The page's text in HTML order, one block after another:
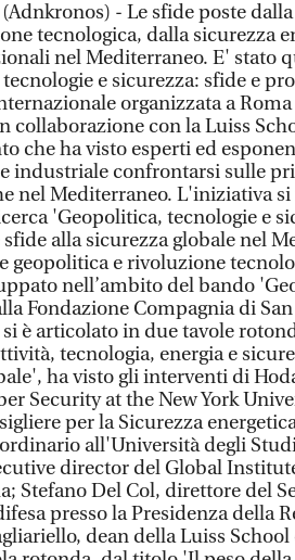
- Le sfide poste
tecnologica, dalla sicurezza
nel Mediterraneo. E' stato
e sicurezza: sfide e
organizzata a
collaborazione con la Luiss
che ha visto esperti ed
industriale confrontarsi sulle
nel Mediterraneo. L'iniziativa
'Geopolitica, tecnologie e
alla sicurezza globale nel
geopolitica e rivoluzione
nell’ambito del bando
Fondazione Compagnia di
si è articolato in due tavole
tecnologia, energia e
ha visto gli interventi di
Security at the New York
per la Sicurezza
all'Università degli
director del Global
Stefano Del Col, direttore del
presso la Presidenza della
dean della Luiss